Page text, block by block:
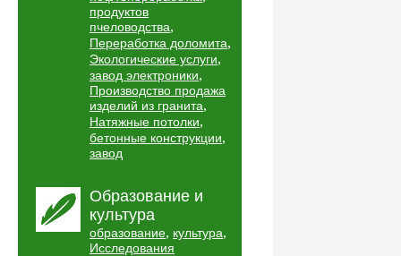
продуктов
пчеловодства,
Переработка доломита,
Экологические услуги,
завод электроники,
Производство продажа
изделий из гранита,
Натяжные потолки,
бетонные конструкции,
завод
Образование и
культура
образование, культура,
Исследования